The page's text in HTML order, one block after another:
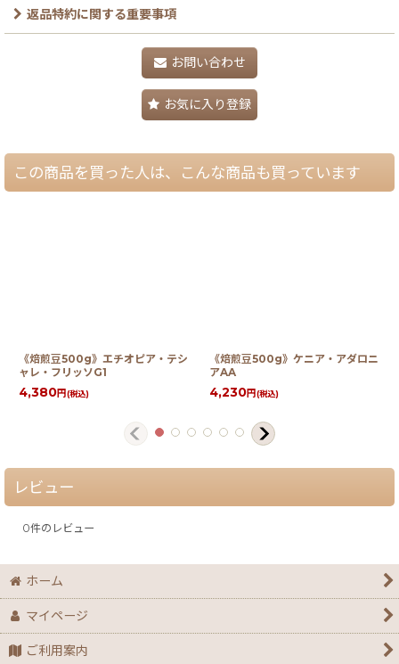
返品特約に関する重要事項
お問い合わせ
お気に入り登録
この商品を買った人は、こんな商品も買っています
《焙煎豆500g》エチオピア・テシ
ャレ・フリッソG1
4,380円(税込)
《焙煎豆500g》ケニア・アダロニ
アAA
4,230円(税込)
レビュー
0件のレビュー
ホーム
マイページ
ご利用案内